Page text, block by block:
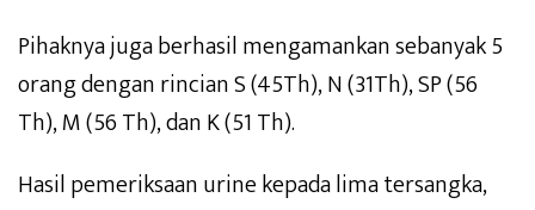
Pihaknya juga berhasil mengamankan sebanyak 5
orang dengan rincian S (45Th), N (31Th), SP (56
Th), M (56 Th), dan K (51 Th).
Hasil pemeriksaan urine kepada lima tersangka,